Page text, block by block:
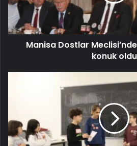
Manisa Dostlar
konuk oldu